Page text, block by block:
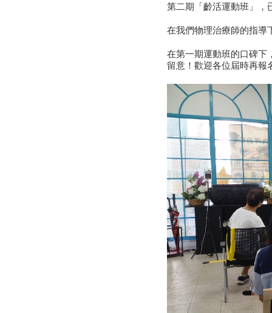
第二期「齡活運動班」，
在我們物理治療師的指導
在第一期運動班的口碑下
留意！歡迎各位屆時再報